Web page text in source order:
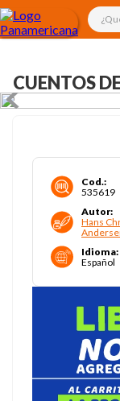
¿Qué
CUENTOS
Cod.:
535619
Autor:
Hans
Idioma:
Español